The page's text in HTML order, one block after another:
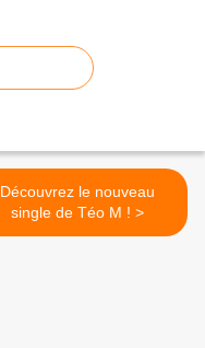
Découvrez le nouveau
single de Téo M ! >